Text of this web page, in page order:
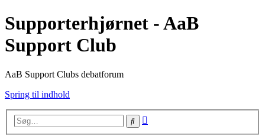
Supporterhjørnet - AaB
Support Club
AaB Support Clubs debatforum
Spring til indhold
Søg